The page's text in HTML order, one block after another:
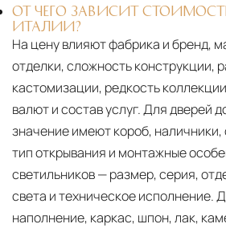
ОТ ЧЕГО ЗАВИСИТ
ИТАЛИИ?
На цену влияют фабрика и бренд,
отделки, сложность конструкции,
кастомизации, редкость
валют и состав услуг. Для дверей
значение имеют короб,
тип открывания и монтажные
светильников — размер, серия,
света и техническое исполнение.
наполнение, каркас, шпон, лак,